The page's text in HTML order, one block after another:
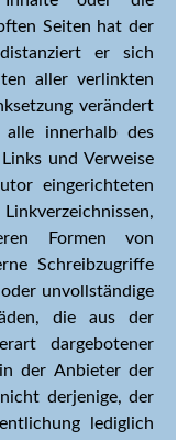
Seiten hat der
er sich
aller verlinkten
verändert
innerhalb des
und Verweise
eingerichteten
Formen von
Schreibzugriffe
unvollständige
die aus der
dargebotener
der Anbieter der
derjenige, der
lediglich